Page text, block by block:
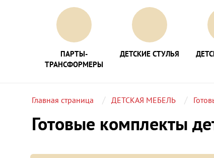
ПАРТЫ-
ТРАНСФОРМЕРЫ
ДЕТСКИЕ СТУЛЬЯ
Главная страница ДЕТСКАЯ МЕБЕЛЬ
Готовые комплекты